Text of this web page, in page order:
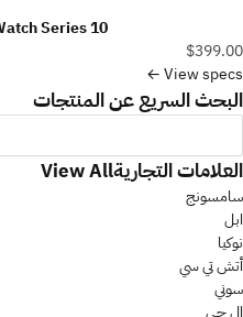
Series 10
$399.00
View specs ←
البحث السريع عن المنتجات
العلامات التجاريةView All
سامسونج
ابل
نوكيا
أتش تي سي
سوني
ال جي